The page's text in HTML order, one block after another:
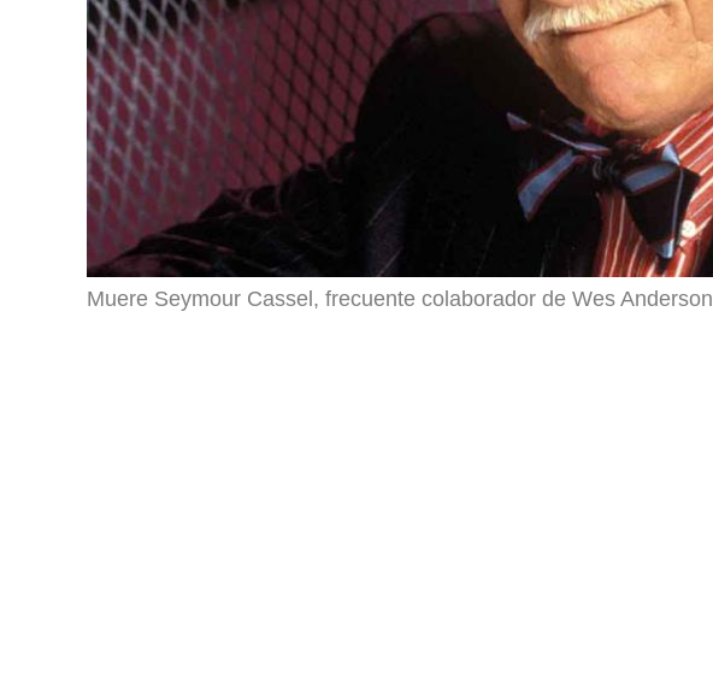
Muere Seymour Cassel, frecuente colaborador de Wes Anderson